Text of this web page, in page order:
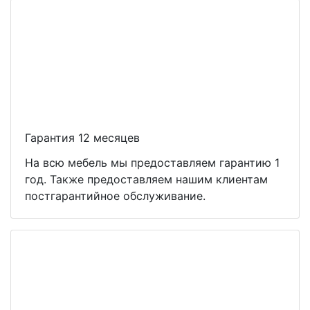
Гарантия 12 месяцев
На всю мебель мы предоставляем гарантию 1
год. Также предоставляем нашим клиентам
постгарантийное обслуживание.